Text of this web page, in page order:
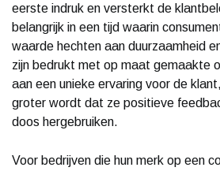
eerste indruk en versterkt de
belangrijk in een tijd waarin
waarde hechten aan duurzaamheid
zijn bedrukt met op maat gemaakte
aan een unieke ervaring voor de
groter wordt dat ze positieve
doos hergebruiken.
Voor bedrijven die hun merk op een